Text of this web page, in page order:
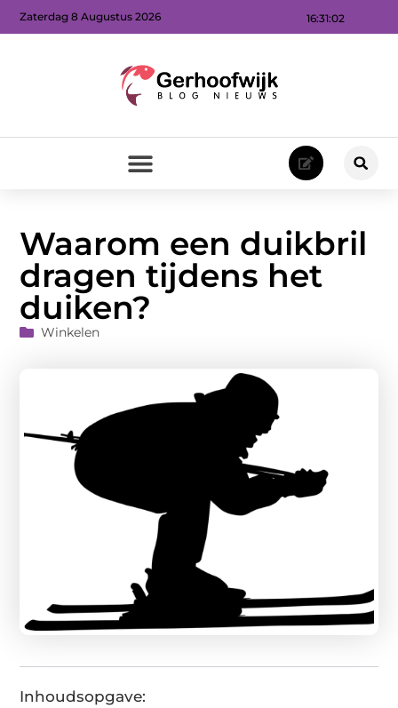
16:31:04
Zaterdag 8 Augustus 2026
Waarom een duikbril
dragen tijdens het
duiken?
Winkelen
Inhoudsopgave: